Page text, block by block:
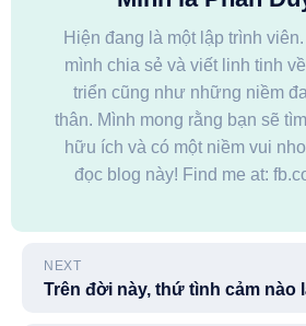
Hiện đang là một lập trình
mình chia sẻ và viết linh tinh
triển cũng như những niềm
thân. Mình mong rằng bạn sẽ
hữu ích và có một niềm vui
đọc blog này! Find me at:
NEXT